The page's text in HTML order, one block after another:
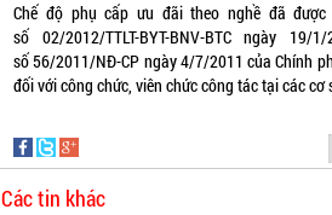
Chế độ phụ cấp ưu đãi theo nghề đã
số 02/2012/TTLT-BYT-BNV-BTCngày 19/1/
số56/2011/NĐ-CP ngày 4/7/2011 của Chính
đối với công chức, viên chức công tác tại các cơ
Các tin khác